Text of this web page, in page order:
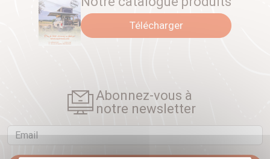
Télécharger
Abonnez-vous à
notre newsletter
Email